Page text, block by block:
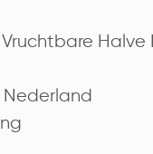
Halve